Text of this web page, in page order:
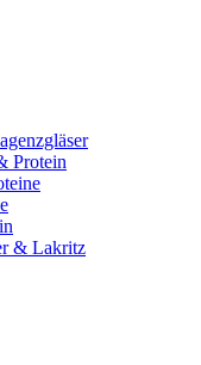
Protein
& Lakritz